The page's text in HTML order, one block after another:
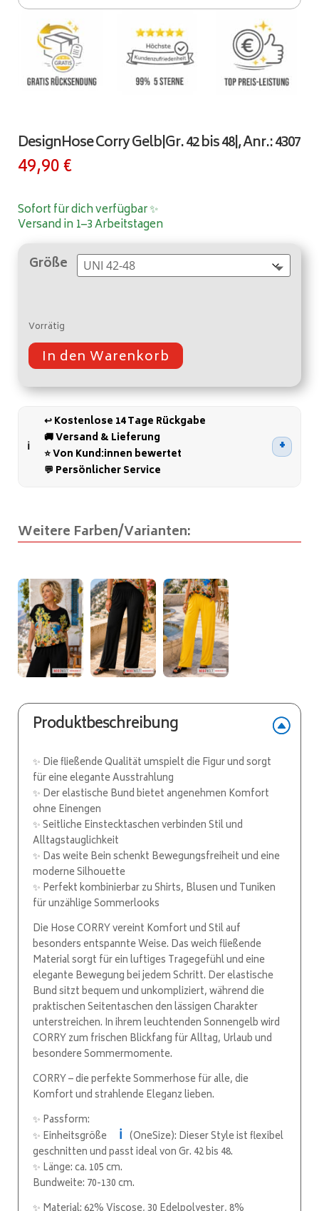
DesignHose Corry Gelb|Gr. 42 bis 48|, Anr.: 4307
49,90€
Sofort für dich verfügbar ✨
Versand in 1–3 Arbeitstagen
Größe
Vorrätig
In den Warenkorb
A
e
r
i
v
↩️ Kostenlose 14 Tage Rückgabe
🚚 Versand & Lieferung
⭐ Von Kund:innen bewertet
💬 Persönlicher Service
Weitere Farben/Varianten:
Produktbeschreibung
✨ Die fließende Qualität umspielt die Figur und sorgt
für eine elegante Ausstrahlung
✨ Der elastische Bund bietet angenehmen Komfort
ohne Einengen
✨ Seitliche Einstecktaschen verbinden Stil und
Alltagstauglichkeit
✨ Das weite Bein schenkt Bewegungsfreiheit und eine
moderne Silhouette
✨ Perfekt kombinierbar zu Shirts, Blusen und Tuniken
für unzählige Sommerlooks
Die Hose CORRY vereint Komfort und Stil auf
besonders entspannte Weise. Das weich fließende
Material sorgt für ein luftiges Tragegefühl und eine
elegante Bewegung bei jedem Schritt. Der elastische
Bund sitzt bequem und unkompliziert, während die
praktischen Seitentaschen den lässigen Charakter
unterstreichen. In ihrem leuchtenden Sonnengelb wird
CORRY zum frischen Blickfang für Alltag, Urlaub und
besondere Sommermomente.
CORRY – die perfekte Sommerhose für alle, die
Komfort und strahlende Eleganz lieben.
✨ Passform:
✨ Einheitsgröße
ℹ️ (OneSize): Dieser Style ist flexibel
geschnitten und passt ideal von Gr. 42 bis 48.
✨ Länge: ca. 105 cm.
Bundweite: 70-130 cm.